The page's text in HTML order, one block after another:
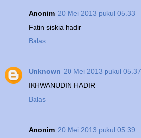
Anonim 20 Mei 2013 pukul 05.33
Fatin siskia hadir
Balas
Unknown 20 Mei 2013 pukul 05.37
IKHWANUDIN HADIR
Balas
Anonim 20 Mei 2013 pukul 05.39